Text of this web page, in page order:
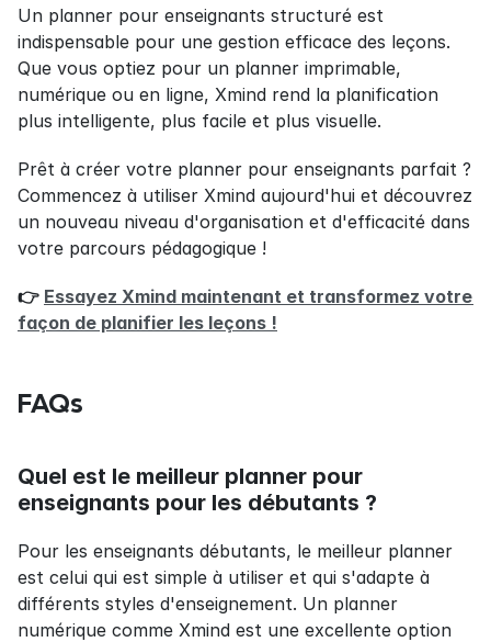
Un planner pour enseignants structuré est
indispensable pour une gestion efficace des leçons.
Que vous optiez pour un planner imprimable,
numérique ou en ligne, Xmind rend la planification
plus intelligente, plus facile et plus visuelle.
Prêt à créer votre planner pour enseignants parfait ?
Commencez à utiliser Xmind aujourd'hui et découvrez
un nouveau niveau d'organisation et d'efficacité dans
votre parcours pédagogique !
👉 Essayez Xmind maintenant et transformez votre
façon de planifier les leçons !
FAQs
Quel est le meilleur planner pour
enseignants pour les débutants ?
Pour les enseignants débutants, le meilleur planner
est celui qui est simple à utiliser et qui s'adapte à
différents styles d'enseignement. Un planner
numérique comme Xmind est une excellente option